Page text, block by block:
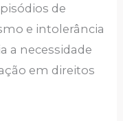
de
e intolerância
a necessidade
em direitos